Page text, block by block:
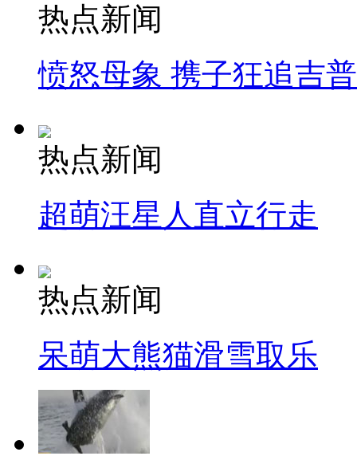
热点新闻
愤怒母象 携子狂追吉
热点新闻
超萌汪星人直立行走
热点新闻
呆萌大熊猫滑雪取乐